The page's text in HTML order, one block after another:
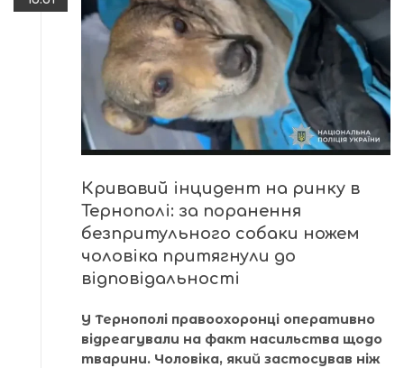
Кривавий інцидент на ринку в
Тернополі: за поранення
безпритульного собаки ножем
чоловіка притягнули до
відповідальності
У Тернополі правоохоронці оперативно
відреагували на факт насильства щодо
тварини. Чоловіка, який застосував ніж